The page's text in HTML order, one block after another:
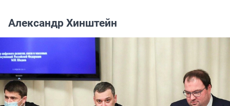
Александр Хинштейн